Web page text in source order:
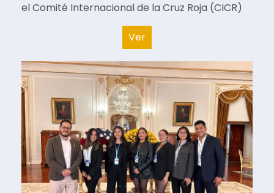
el Comité Internacional de la Cruz Roja (CICR)
Ver